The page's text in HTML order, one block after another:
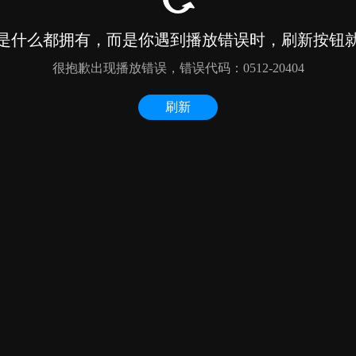
什么都拥有，而是你遇到播放错误时，刷新按钮
很抱歉出现播放错误，错误代码：0512-20404
刷新